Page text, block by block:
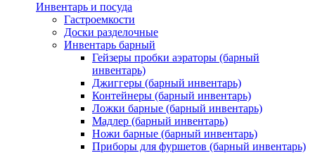
Инвентарь и посуда
Гастроемкости
Доски разделочные
Инвентарь барный
Гейзеры пробки аэраторы (барный
инвентарь)
Джиггеры (барный инвентарь)
Контейнеры (барный инвентарь)
Ложки барные (барный инвентарь)
Мадлер (барный инвентарь)
Ножи барные (барный инвентарь)
Приборы для фуршетов (барный инвентарь)